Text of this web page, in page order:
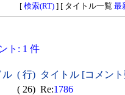
[ 検索(RT)] [ タイトル一覧 最
ト: 1 件
ル ( 行) タイトル [コメン
( 26) Re:1786